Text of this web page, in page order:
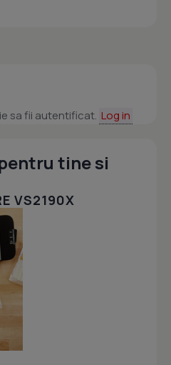
sa fii autentificat. Log in
tine si
VS2190X